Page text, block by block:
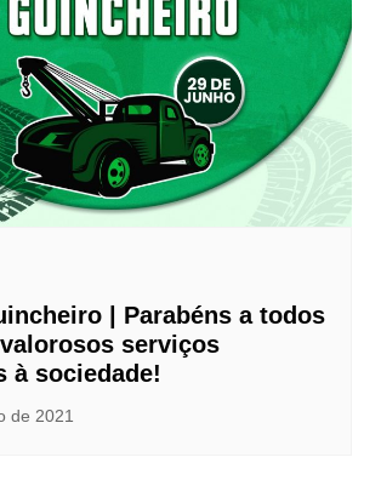
| Parabéns a todos
serviços
à sociedade!
de 2021